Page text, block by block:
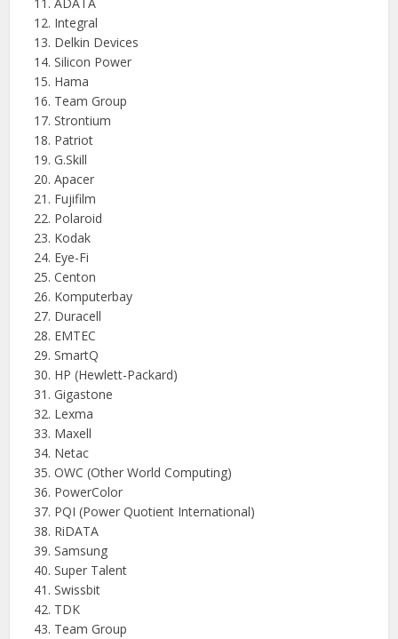
Integral
Delkin Devices
Silicon Power
Hama
Team Group
Strontium
Patriot
G.Skill
Apacer
Fujifilm
Polaroid
Kodak
Eye-Fi
Centon
Komputerbay
Duracell
EMTEC
SmartQ
HP (Hewlett-Packard)
Gigastone
Lexma
Maxell
Netac
OWC (Other World Computing)
PowerColor
PQI (Power Quotient International)
RiDATA
Samsung
Super Talent
Swissbit
TDK
Team Group